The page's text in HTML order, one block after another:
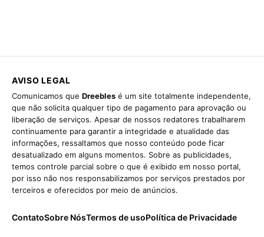
AVISO LEGAL
Comunicamos que Dreebles é um site totalmente independente,
que não solicita qualquer tipo de pagamento para aprovação ou
liberação de serviços. Apesar de nossos redatores trabalharem
continuamente para garantir a integridade e atualidade das
informações, ressaltamos que nosso conteúdo pode ficar
desatualizado em alguns momentos. Sobre as publicidades,
temos controle parcial sobre o que é exibido em nosso portal,
por isso não nos responsabilizamos por serviços prestados por
terceiros e oferecidos por meio de anúncios.
ContatoSobre NósTermos de usoPolítica de Privacidade